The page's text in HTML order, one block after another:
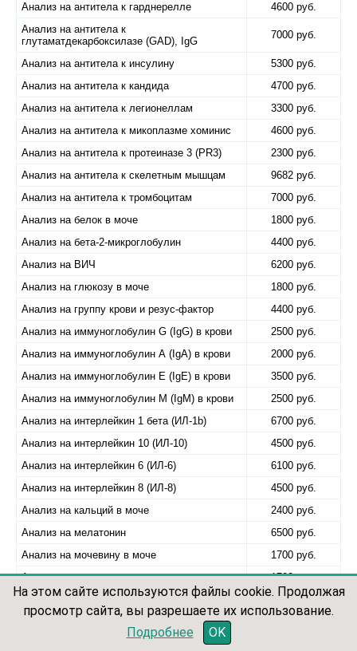
Анализ на антитела к гарднерелле
4600 руб.
Анализ на антитела к
глутаматдекарбоксилазе (GAD), IgG
7000 руб.
Анализ на антитела к инсулину
5300 руб.
Анализ на антитела к кандида
4700 руб.
Анализ на антитела к легионеллам
3300 руб.
Анализ на антитела к микоплазме хоминис
4600 руб.
Анализ на антитела к протеиназе 3 (PR3)
2300 руб.
Анализ на антитела к скелетным мышцам
9682 руб.
Анализ на антитела к тромбоцитам
7000 руб.
Анализ на белок в моче
1800 руб.
Анализ на бета-2-микроглобулин
4400 руб.
Анализ на ВИЧ
6200 руб.
Анализ на глюкозу в моче
1800 руб.
Анализ на группу крови и резус-фактор
4400 руб.
Анализ на иммуноглобулин G (IgG) в крови
2500 руб.
Анализ на иммуноглобулин А (IgA) в крови
2000 руб.
Анализ на иммуноглобулин Е (IgE) в крови
3500 руб.
Анализ на иммуноглобулин М (IgM) в крови
2500 руб.
Анализ на интерлейкин 1 бета (ИЛ-1b)
6700 руб.
Анализ на интерлейкин 10 (ИЛ-10)
4500 руб.
Анализ на интерлейкин 6 (ИЛ-6)
6100 руб.
Анализ на интерлейкин 8 (ИЛ-8)
4500 руб.
Анализ на кальций в моче
2400 руб.
Анализ на мелатонин
6500 руб.
Анализ на мочевину в моче
1700 руб.
Анализ на мочевую кислоту в моче
1700 руб.
Анализ на норадреналин
8137 руб.
записаться по телефону
На этом сайте используются файлы cookie. Продолжая
просмотр сайта, вы разрешаете их использование.
Подробнее
OK